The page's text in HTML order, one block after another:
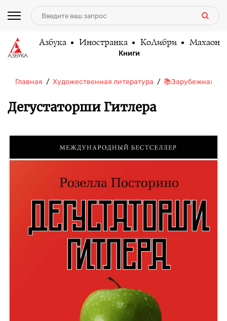
Азбука Иностранка КоЛибри Махаон
Книги
Главная Художественная литература 📚Зарубежная
Дегустаторши Гитлера